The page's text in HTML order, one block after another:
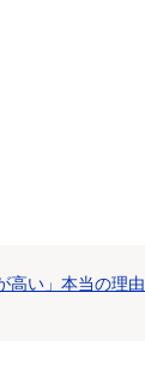
高い」本当の理由